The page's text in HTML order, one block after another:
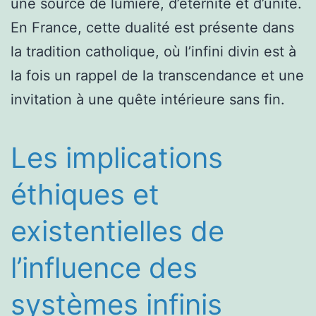
En France, cette dualité est présente dans
la tradition catholique, où l’infini divin est à
la fois un rappel de la transcendance et une
invitation à une quête intérieure sans fin.
Les implications
éthiques et
existentielles de
l’influence des
systèmes infinis